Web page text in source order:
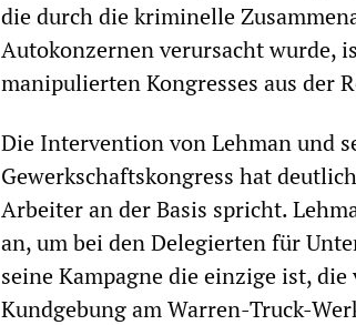
die durch die kriminelle
Autokonzernen verursacht wurde,
manipulierten Kongresses aus der
Die Intervention von Lehman und
Gewerkschaftskongress hat
Arbeiter an der Basis spricht.
an, um bei den Delegierten für
seine Kampagne die einzige ist,
Kundgebung am Warren-Truck-